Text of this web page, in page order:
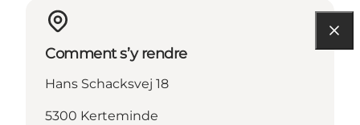
Comment s’y rendre
Hans Schacksvej 18
5300 Kerteminde